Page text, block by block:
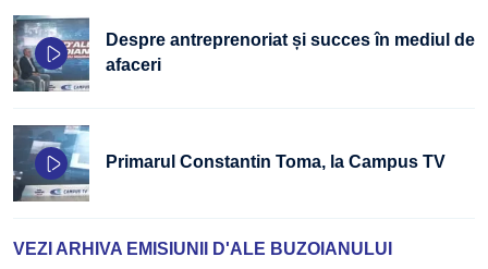
Despre antreprenoriat și succes în mediul de
afaceri
Primarul Constantin Toma, la Campus TV
VEZI ARHIVA EMISIUNII D'ALE BUZOIANULUI